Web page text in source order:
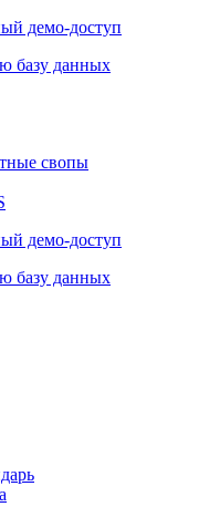
демо-доступ
базу данных
свопы
демо-доступ
базу данных